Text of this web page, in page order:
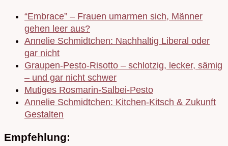
“Embrace” – Frauen umarmen sich, Männer
gehen leer aus?
Annelie Schmidtchen: Nachhaltig Liberal oder
gar nicht
Graupen-Pesto-Risotto – schlotzig, lecker, sämig
– und gar nicht schwer
Mutiges Rosmarin-Salbei-Pesto
Annelie Schmidtchen: Kitchen-Kitsch & Zukunft
Gestalten
Empfehlung: